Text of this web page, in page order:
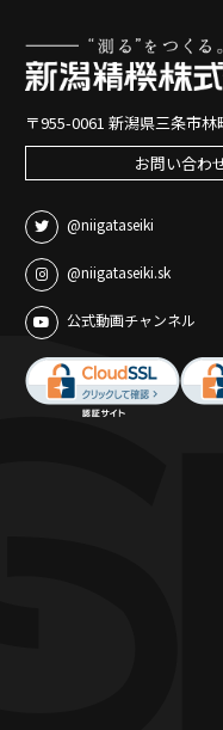
〒955-0061 新潟県三条市
お問い合わ
@niigataseiki
@niigataseiki.sk
公式動画チャンネル